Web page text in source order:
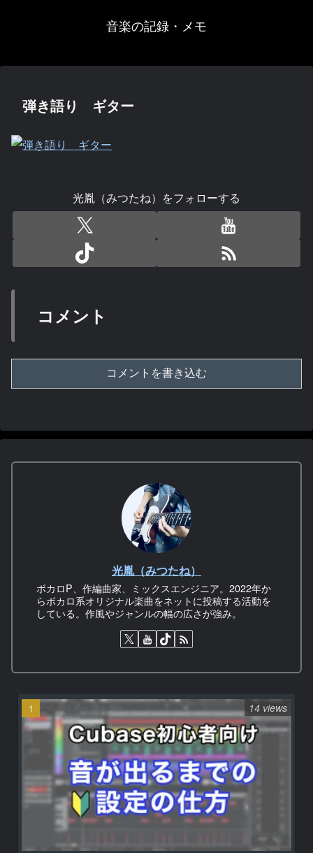
音楽の記録・メモ
弾き語り ギター
光胤（みつたね）をフォローする
コメント
コメントを書き込む
光胤（みつたね）
ボカロP、作編曲家、ミックスエンジニア。2022年か
らボカロ系オリジナル楽曲をネットに投稿する活動を
している。作風やジャンルの幅の広さが強み。
14 views